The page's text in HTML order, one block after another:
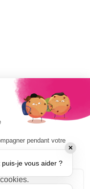
✕
je vous aider ?